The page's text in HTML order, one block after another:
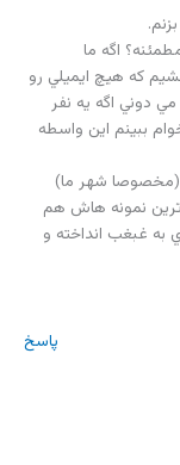
اگه ما
كه هيچ ايميلي رو
دوني اگه يه نفر
ببينم اين واسطه
(مخصوصا شهر ما)
نمونه هاش هم
غبغب انداخته و
پاسخ